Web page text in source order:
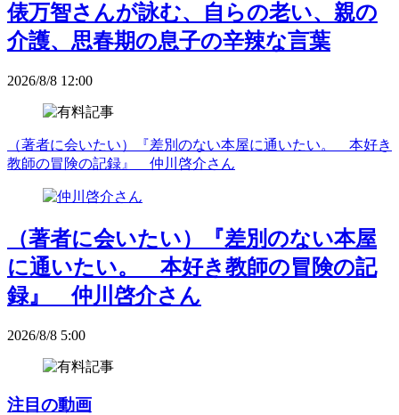
俵万智さんが詠む、自らの老い、親の
介護、思春期の息子の辛辣な言葉
2026/8/8 12:00
（著者に会いたい）『差別のない本屋に通いたい。 本好き
教師の冒険の記録』 仲川啓介さん
（著者に会いたい）『差別のない本屋
に通いたい。 本好き教師の冒険の記
録』 仲川啓介さん
2026/8/8 5:00
注目の動画